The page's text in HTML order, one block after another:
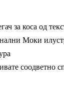
за коса од
Моки
соодветно